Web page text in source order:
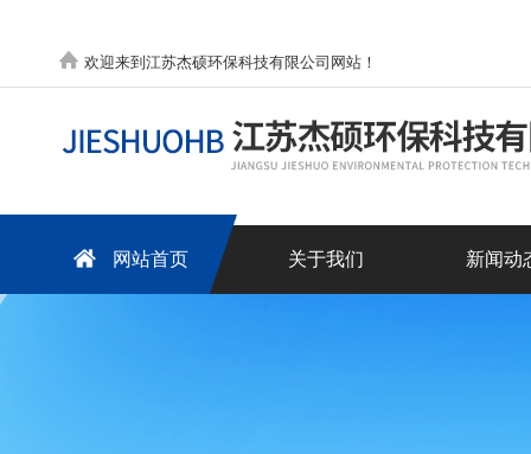
欢迎来到江苏杰硕环保科技有限公司网站！
网站首页 关于我们 新闻动